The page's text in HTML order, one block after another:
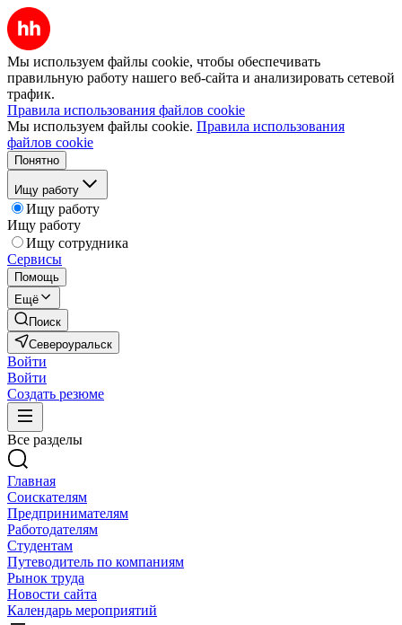
Мы используем файлы cookie, чтобы обеспечивать
правильную работу нашего веб-сайта и анализировать сетевой
трафик.
Правила использования файлов cookie
Мы используем файлы cookie. Правила использования
файлов cookie
Понятно
Ищу работу
Ищу работу
Ищу работу
Ищу сотрудника
Сервисы
Помощь
Ещё
Поиск
Североуральск
Войти
Войти
Создать резюме
Все разделы
Главная
Соискателям
Предпринимателям
Работодателям
Студентам
Путеводитель по компаниям
Рынок труда
Новости сайта
Календарь мероприятий